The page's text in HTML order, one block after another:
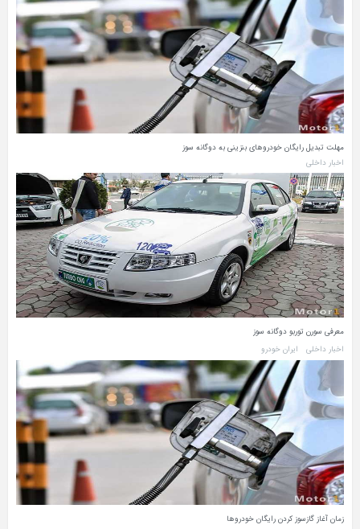
مهلت تبدیل رایگان خودروهای بنزینی به دوگانه سوز
اخبار داخلی
معرفی سورن توربو دوگانه سوز
اخبار داخلی
ایران خودرو
زمان آغاز گازسوز کردن رایگان خودروها